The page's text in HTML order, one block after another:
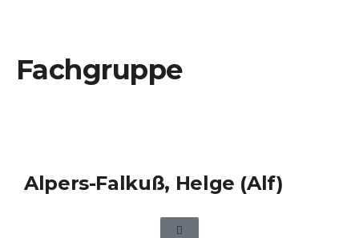
Fachgruppe
Alpers-Falkuß, Helge (Alf)